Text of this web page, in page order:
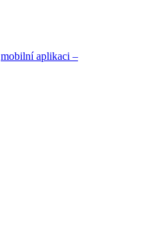
mobilní aplikaci –